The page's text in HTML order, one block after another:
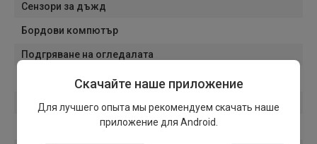
Сензори за дъжд
Бордови компютър
Подгряване на огледалата
Електрически сгъваеми огледала
Електрически огледала
Скачайте наше приложение
Для лучшего опыта мы рекомендуем скачать наше
приложение для Android.